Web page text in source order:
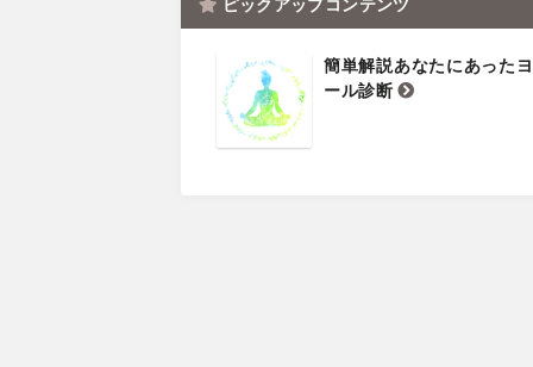
ピックアップコンテンツ
簡単解説あなたにあった
ール診断